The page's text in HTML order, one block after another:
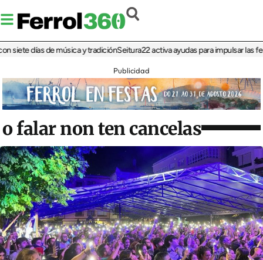
días de música y tradiciónSeitura22 activa ayudas para impulsar las ferias
Publicidad
o falar non ten cancelas